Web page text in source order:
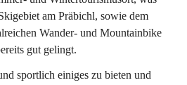
am Präbichl, sowie dem
Wander- und Mountainbike
gut gelingt.
sportlich einiges zu bieten und